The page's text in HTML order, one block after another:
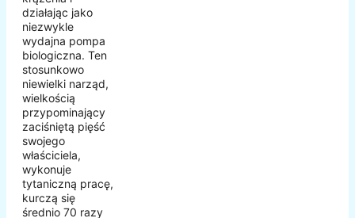
działając jako
niezwykle
wydajna pompa
biologiczna. Ten
stosunkowo
niewielki narząd,
wielkością
przypominający
zaciśniętą pięść
swojego
właściciela,
wykonuje
tytaniczną pracę,
kurczą się
średnio 70 razy